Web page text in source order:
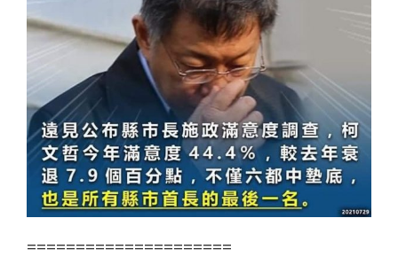
=====================